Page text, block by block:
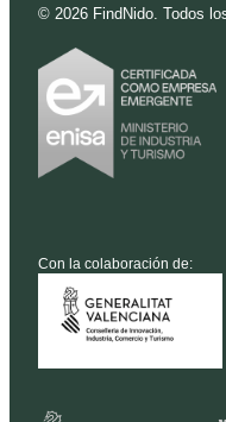
© 2026 FindNido. Todos
Con la colaboración de: